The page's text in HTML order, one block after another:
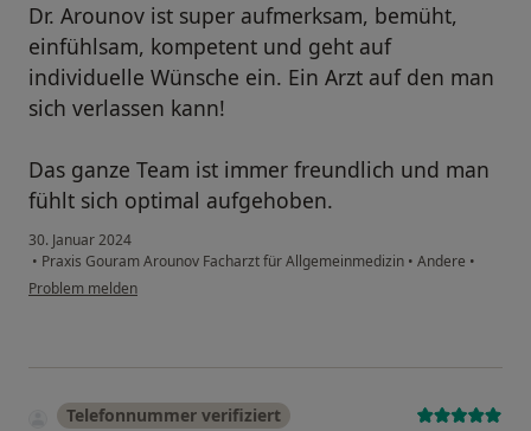
Dr. Arounov ist super aufmerksam, bemüht,
einfühlsam, kompetent und geht auf
individuelle Wünsche ein. Ein Arzt auf den man
sich verlassen kann!
Das ganze Team ist immer freundlich und man
fühlt sich optimal aufgehoben.
30. Januar 2024
• Praxis Gouram Arounov Facharzt für Allgemeinmedizin • Andere •
Problem melden
Telefonnummer verifiziert